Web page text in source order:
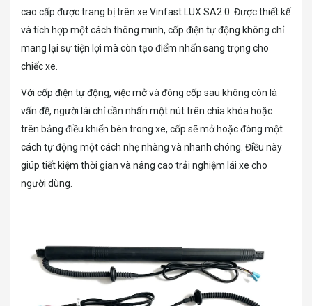
cao cấp được trang bị trên xe Vinfast LUX SA2.0. Được thiết kế
và tích hợp một cách thông minh, cốp điện tự động không chỉ
mang lại sự tiện lợi mà còn tạo điểm nhấn sang trọng cho
chiếc xe.
Với cốp điện tự động, việc mở và đóng cốp sau không còn là
vấn đề, người lái chỉ cần nhấn một nút trên chìa khóa hoặc
trên bảng điều khiển bên trong xe, cốp sẽ mở hoặc đóng một
cách tự động một cách nhẹ nhàng và nhanh chóng. Điều này
giúp tiết kiệm thời gian và nâng cao trải nghiệm lái xe cho
người dùng.